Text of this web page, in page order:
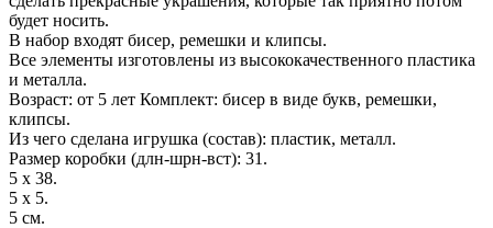
будет носить.
В набор входят бисер, ремешки и клипсы.
Все элементы изготовлены из высококачественного пластика
и металла.
Возраст: от 5 лет Комплект: бисер в виде букв, ремешки,
клипсы.
Из чего сделана игрушка (состав): пластик, металл.
Размер коробки (длн-шрн-вст): 31.
5 х 38.
5 х 5.
5 см.